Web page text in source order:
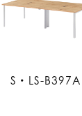
S・LS-B397A